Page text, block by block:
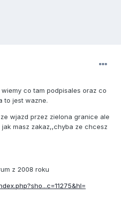
co tam podpisales oraz co
to jest wazne.
wjazd przez zielona granice ale
masz zakaz,,chyba ze chcesz
z 2008 roku